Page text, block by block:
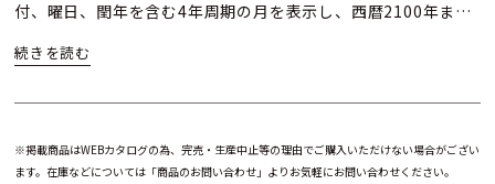
付、曜日、閏年を含む4年周期の月を表示し、西暦2100年まで
ズ表示は6時位置に配されています。このムーブメントのもう
います。
※掲載商品はWEBカタログの為、完売・生産中止等の理由でご購入いただけない場合がござい
ます。在庫などについては「商品のお問い合わせ」よりお気軽にお問い合わせください。